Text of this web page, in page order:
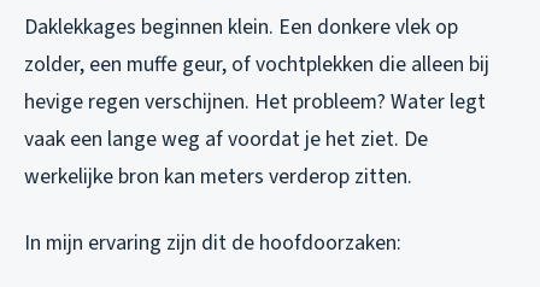
Daklekkages beginnen klein. Een donkere vlek op
zolder, een muffe geur, of vochtplekken die alleen bij
hevige regen verschijnen. Het probleem? Water legt
vaak een lange weg af voordat je het ziet. De
werkelijke bron kan meters verderop zitten.
In mijn ervaring zijn dit de hoofdoorzaken: